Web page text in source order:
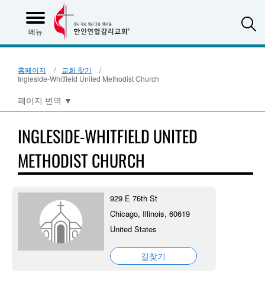
메뉴
홈페이지
교회 찾기
Ingleside-Whitfield United Methodist Church
페이지 번역 ▼
INGLESIDE-WHITFIELD UNITED
METHODIST CHURCH
929 E 76th St
Chicago, Illinois, 60619
United States
길찾기